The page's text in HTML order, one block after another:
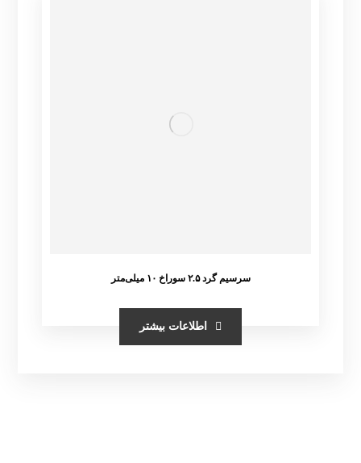
سرسیم گرد ۲.۵ سوراخ ۱۰ میلی‌متر
اطلاعات بیشتر